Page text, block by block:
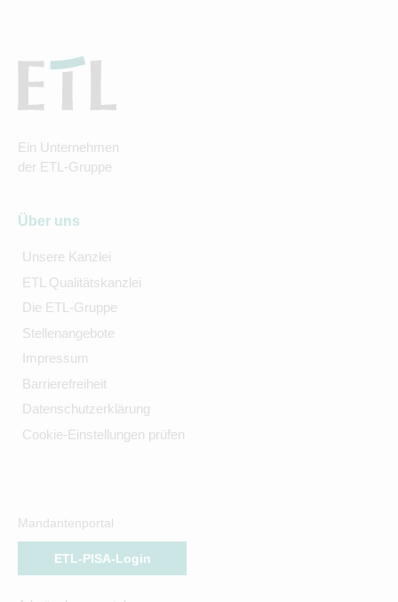
Ein Unternehmen
der ETL-Gruppe
Über uns
Unsere Kanzlei
ETL Qualitätskanzlei
Die ETL-Gruppe
Stellenangebote
Impressum
Barrierefreiheit
Datenschutzerklärung
Cookie-Einstellungen prüfen
Mandantenportal
ETL-PISA-Login